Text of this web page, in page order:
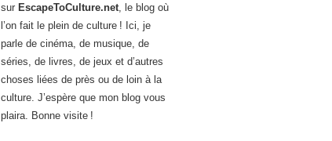
sur EscapeToCulture.net , le blog où
l’on fait le plein de culture ! Ici, je
parle de cinéma, de musique, de
séries, de livres, de jeux et d’autres
choses liées de près ou de loin à la
culture. J’espère que mon blog vous
plaira. Bonne visite !